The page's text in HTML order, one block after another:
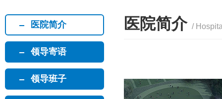
医院简介
领导寄语
领导班子
医院简介 /